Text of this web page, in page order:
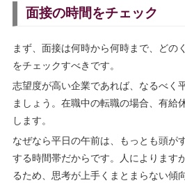
面接の時間をチェック
まず、面接は何時から何時まで、どの
をチェックすべきです。
志望度が高い企業であれば、なるべく
ましょう。在職中の転職の場合、有給
します。
なぜなら平日の午前は、もっとも頭が
する時間帯だからです。人によります
るため、思考が上手くまとまらない傾